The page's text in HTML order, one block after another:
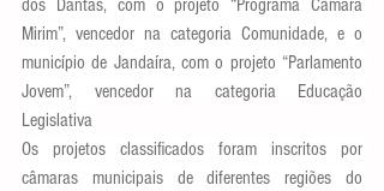
dos Dantas, com o projeto “Programa Câmara
Mirim”, vencedor na categoria Comunidade, e o
município de Jandaíra, com o projeto “Parlamento
Jovem”, vencedor na categoria Educação
Legislativa
Os projetos classificados foram inscritos por
câmaras municipais de diferentes regiões do